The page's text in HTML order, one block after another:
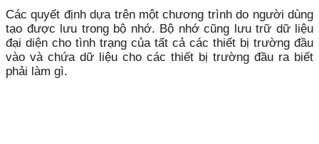
Các quyết định dựa trên một chương trình do người dùng
tạo được lưu trong bộ nhớ. Bộ nhớ cũng lưu trữ dữ liệu
đại diện cho tình trạng của tất cả các thiết bị trường đầu
vào và chứa dữ liệu cho các thiết bị trường đầu ra biết
phải làm gì.